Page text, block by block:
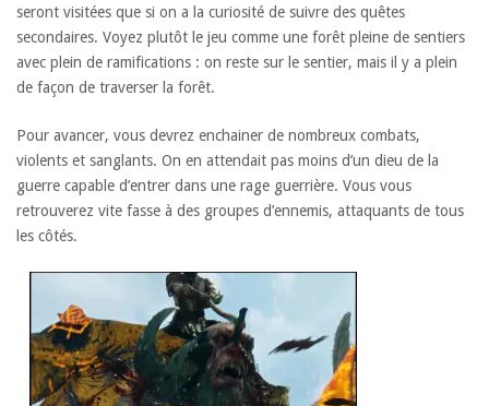
seront visitées que si on a la curiosité de suivre des quêtes
secondaires. Voyez plutôt le jeu comme une forêt pleine de sentiers
avec plein de ramifications : on reste sur le sentier, mais il y a plein
de façon de traverser la forêt.
Pour avancer, vous devrez enchainer de nombreux combats,
violents et sanglants. On en attendait pas moins d’un dieu de la
guerre capable d’entrer dans une rage guerrière. Vous vous
retrouverez vite fasse à des groupes d’ennemis, attaquants de tous
les côtés.